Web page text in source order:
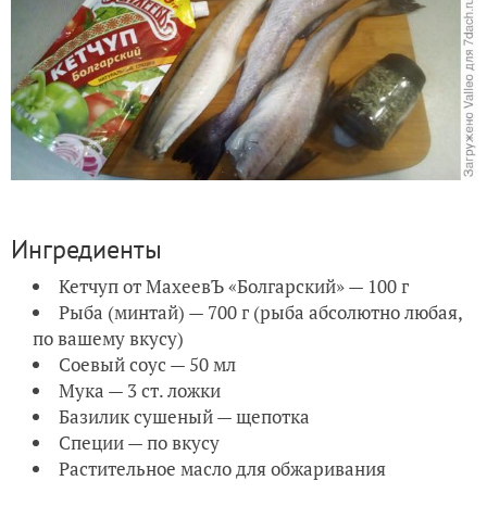
Ингредиенты
Кетчуп от МахеевЪ «Болгарский» — 100 г
Рыба (минтай) — 700 г (рыба абсолютно любая,
по вашему вкусу)
Соевый соус — 50 мл
Мука — 3 ст. ложки
Базилик сушеный — щепотка
Специи — по вкусу
Растительное масло для обжаривания